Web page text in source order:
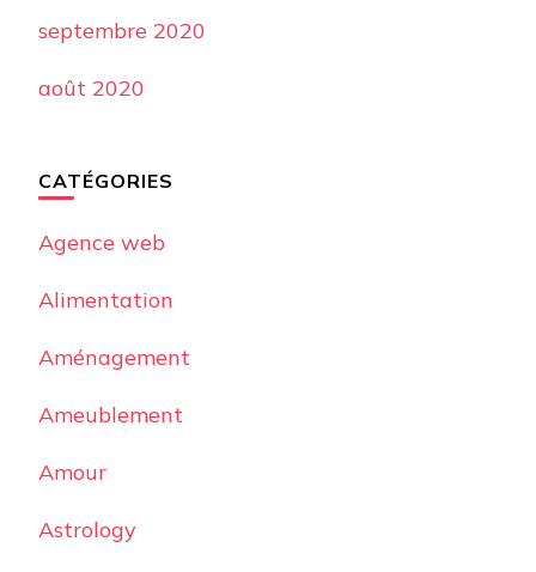
septembre 2020
août 2020
CATÉGORIES
Agence web
Alimentation
Aménagement
Ameublement
Amour
Astrology